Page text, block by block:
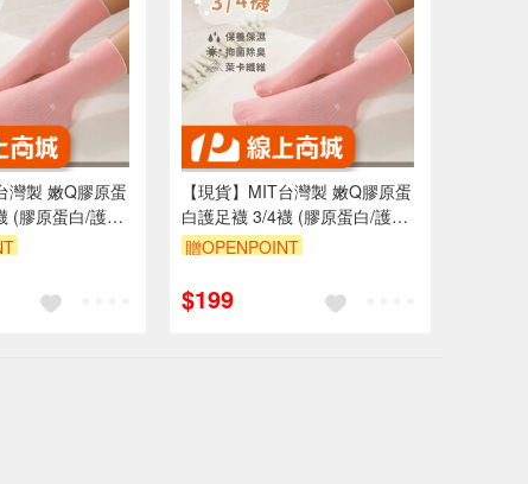
灣製 嫩Q膠原蛋
(膠原蛋白/護足
保濕/抑菌消臭)
【現貨】MIT台灣製 嫩Q膠原蛋
白護足襪 3/4襪 (膠原蛋白/護足
襪/專利氣墊/保養保濕/抑菌消臭)
贈OPENPOINT
$199